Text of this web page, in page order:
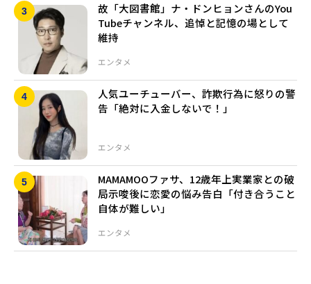
エンタメ
故「大図書館」ナ・ドンヒョンさんのYou
Tubeチャンネル、追悼と記憶の場として
維持
エンタメ
人気ユーチューバー、詐欺行為に怒りの警
告「絶対に入金しないで！」
エンタメ
MAMAMOOファサ、12歳年上実業家との破
局示唆後に恋愛の悩み告白「付き合うこと
自体が難しい」